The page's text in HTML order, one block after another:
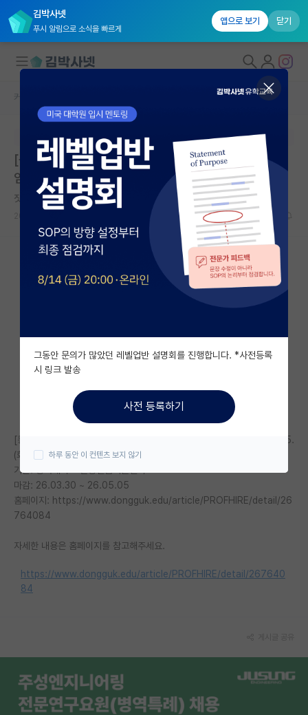
김박사넷
푸시 알림으로 소식을 빠르게
앱으로 보기 닫기
대학원생 모집
국내대학원 정보
연구실&오픈랩
커뮤니티
커뮤니티 홈
전체글보기
베스트 게시판
자유 게시판(아무개랩)
미국 유학 게시판
미국 대학원 합격 후기 게시판
대학원생 모집 게시판
연구실(PI) 홍보 게시판
석박사 채용 정보 게시판
취업 게시판
특수/전문대학원 게시판
커뮤니티 홈
본문이 수정되지 않는 박제글입니다.
[동국대학교 현장실습지원센터] 산학협력초빙교수(비전
임) 채용공고 (~5.5.(화))
짓궂은 데이비드 흄
[동국대학교 현장실습지원센터] 산학협력초빙교수(비전임) 채용공고 (~5.5.
(화))
기관: 동국대학교 현장실습지원센터
마감: 26.03.30 ~ 26.05.05
홈페이지: https://www.dongguk.edu/article/PROFHIRE/detail/26
764084
자세한 내용은 홈페이지를 참고해주세요.
https://www.dongguk.edu/article/PROFHIRE/detail/267640
84
그동안 문의가 많았던 레벨업반 설명회를 진행합니다. *사전등록
시 링크 발송
사전 등록하기
하루 동안 이 컨텐츠 보지 않기